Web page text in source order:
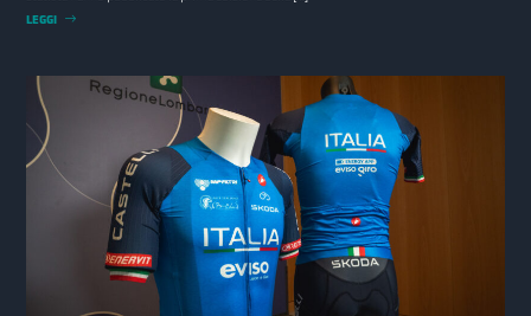
LEGGI